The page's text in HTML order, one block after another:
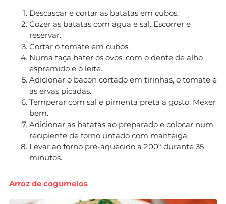
Descascar e cortar as batatas em cubos.
Cozer as batatas com água e sal. Escorrer e
reservar.
Cortar o tomate em cubos.
Numa taça bater os ovos, com o dente de alho
espremido e o leite.
Adicionar o bacon cortado em tirinhas, o tomate e
as ervas picadas.
Temperar com sal e pimenta preta a gosto. Mexer
bem.
Adicionar as batatas ao preparado e colocar num
recipiente de forno untado com manteiga.
Levar ao forno pré-aquecido a 200º durante 35
minutos.
Arroz de cogumelos